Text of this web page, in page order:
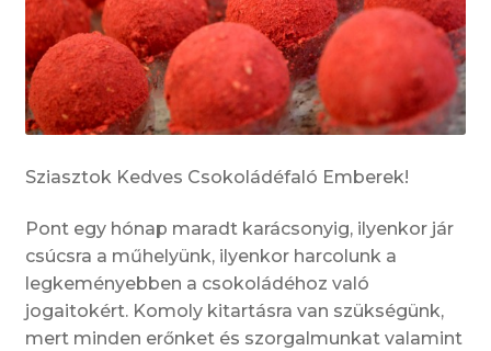
Sziasztok Kedves Csokoládéfaló Emberek!
Pont egy hónap maradt karácsonyig, ilyenkor jár
csúcsra a műhelyünk, ilyenkor harcolunk a
legkeményebben a csokoládéhoz való
jogaitokért. Komoly kitartásra van szükségünk,
mert minden erőnket és szorgalmunkat valamint